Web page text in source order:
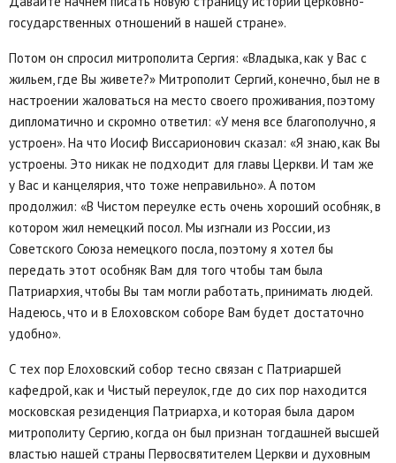
государственных отношений в нашей стране».
Потом он спросил митрополита Сергия: «Владыка, как у Вас с
жильем, где Вы живете?» Митрополит Сергий, конечно, был не в
настроении жаловаться на место своего проживания, поэтому
дипломатично и скромно ответил: «У меня все благополучно, я
устроен». На что Иосиф Виссарионович сказал: «Я знаю, как Вы
устроены. Это никак не подходит для главы Церкви. И там же
у Вас и канцелярия, что тоже неправильно». А потом
продолжил: «В Чистом переулке есть очень хороший особняк, в
котором жил немецкий посол. Мы изгнали из России, из
Советского Союза немецкого посла, поэтому я хотел бы
передать этот особняк Вам для того чтобы там была
Патриархия, чтобы Вы там могли работать, принимать людей.
Надеюсь, что и в Елоховском соборе Вам будет достаточно
удобно».
С тех пор Елоховский собор тесно связан с Патриаршей
кафедрой, как и Чистый переулок, где до сих пор находится
московская резиденция Патриарха, и которая была даром
митрополиту Сергию, когда он был признан тогдашней высшей
властью нашей страны Первосвятителем Церкви и духовным